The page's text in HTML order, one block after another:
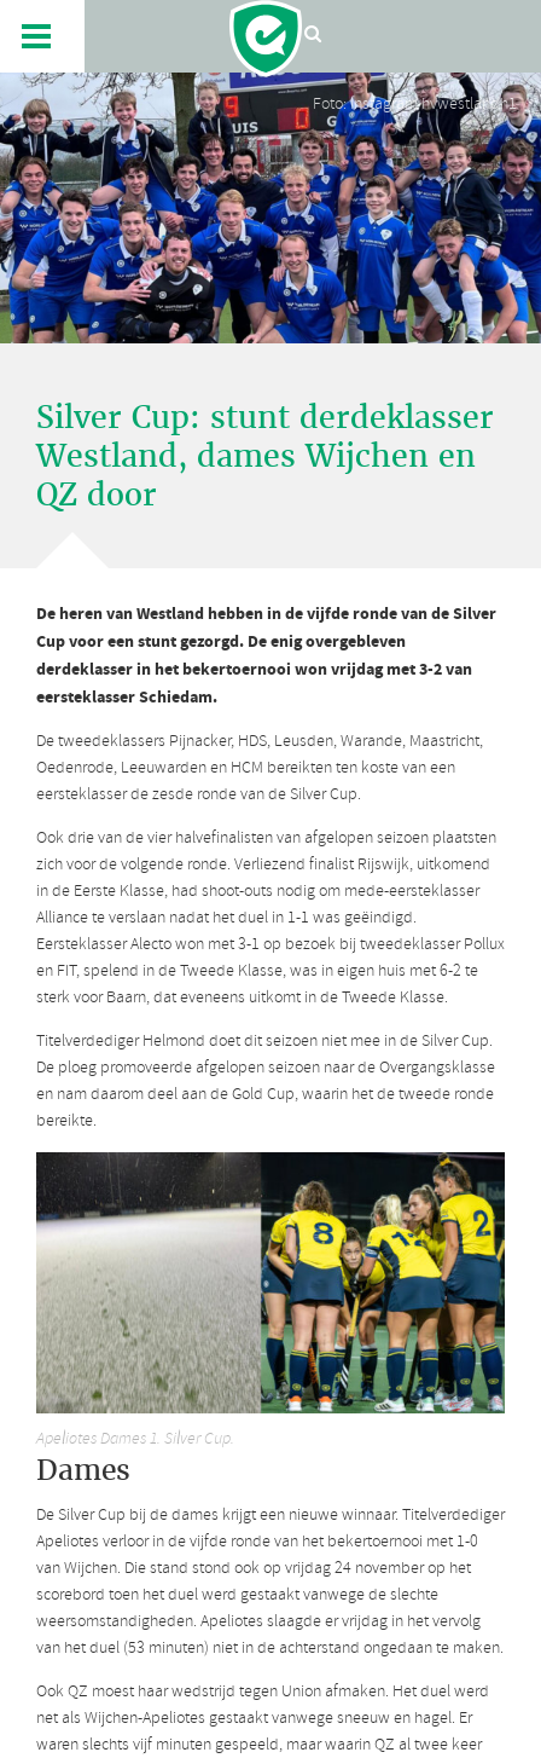
Foto: Instagram hvwestlandh1
Silver Cup: stunt derdeklasser
Westland, dames Wijchen en
QZ door
De heren van Westland hebben in de vijfde ronde van de Silver
Cup voor een stunt gezorgd. De enig overgebleven
derdeklasser in het bekertoernooi won vrijdag met 3-2 van
eersteklasser Schiedam.
De tweedeklassers Pijnacker, HDS, Leusden, Warande, Maastricht,
Oedenrode, Leeuwarden en HCM bereikten ten koste van een
eersteklasser de zesde ronde van de Silver Cup.
Ook drie van de vier halvefinalisten van afgelopen seizoen plaatsten
zich voor de volgende ronde. Verliezend finalist Rijswijk, uitkomend
in de Eerste Klasse, had shoot-outs nodig om mede-eersteklasser
Alliance te verslaan nadat het duel in 1-1 was geëindigd.
Eersteklasser Alecto won met 3-1 op bezoek bij tweedeklasser Pollux
en FIT, spelend in de Tweede Klasse, was in eigen huis met 6-2 te
sterk voor Baarn, dat eveneens uitkomt in de Tweede Klasse.
Titelverdediger Helmond doet dit seizoen niet mee in de Silver Cup.
De ploeg promoveerde afgelopen seizoen naar de Overgangsklasse
en nam daarom deel aan de Gold Cup, waarin het de tweede ronde
bereikte.
Apeliotes Dames 1. Silver Cup.
Dames
De Silver Cup bij de dames krijgt een nieuwe winnaar. Titelverdediger
Apeliotes verloor in de vijfde ronde van het bekertoernooi met 1-0
van Wijchen. Die stand stond ook op vrijdag 24 november op het
scorebord toen het duel werd gestaakt vanwege de slechte
weersomstandigheden. Apeliotes slaagde er vrijdag in het vervolg
van het duel (53 minuten) niet in de achterstand ongedaan te maken.
Ook QZ moest haar wedstrijd tegen Union afmaken. Het duel werd
net als Wijchen-Apeliotes gestaakt vanwege sneeuw en hagel. Er
waren slechts vijf minuten gespeeld, maar waarin QZ al twee keer